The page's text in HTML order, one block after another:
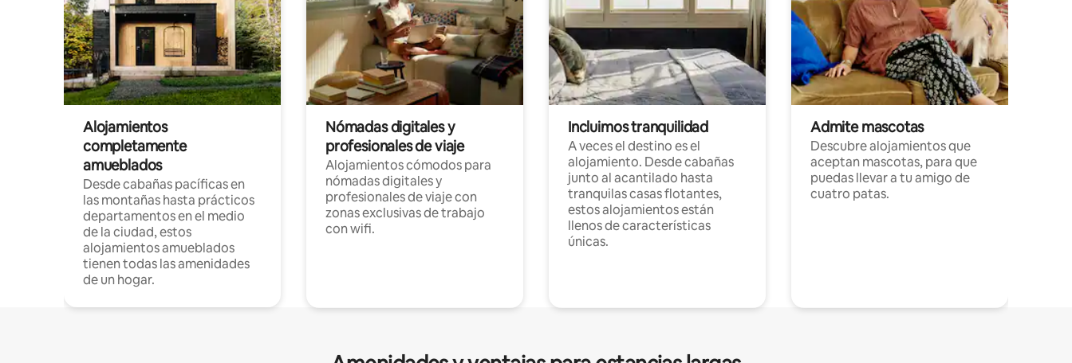
Alojamientos
completamente
amueblados
Desde cabañas pacíficas en
las montañas hasta prácticos
departamentos en el medio
de la ciudad, estos
alojamientos amueblados
tienen todas las amenidades
de un hogar.
Nómadas digitales y
profesionales de viaje
Alojamientos cómodos para
nómadas digitales y
profesionales de viaje con
zonas exclusivas de trabajo
con wifi.
Incluimos tranquilidad
A veces el destino es el
alojamiento. Desde cabañas
junto al acantilado hasta
tranquilas casas flotantes,
estos alojamientos están
llenos de características
únicas.
Admite mascotas
Descubre alojamientos que
aceptan mascotas, para que
puedas llevar a tu amigo de
cuatro patas.